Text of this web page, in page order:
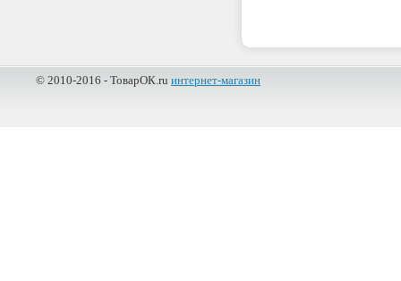
© 2010-2016 - ТоварОК.ru интернет-магазин